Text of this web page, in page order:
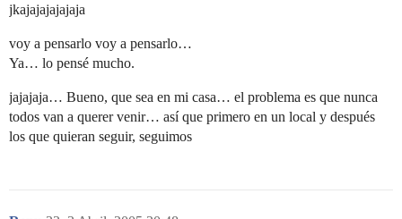
jkajajajajajaja
voy a pensarlo voy a pensarlo…
Ya… lo pensé mucho.
jajajaja… Bueno, que sea en mi casa… el problema es que nunca
todos van a querer venir… así que primero en un local y después
los que quieran seguir, seguimos